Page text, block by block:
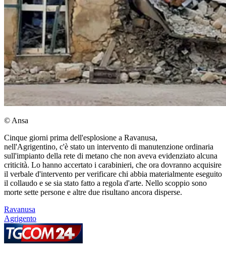
© Ansa
Cinque giorni prima dell'esplosione a Ravanusa,
nell'Agrigentino, c'è stato un intervento di manutenzione ordinaria
sull'impianto della rete di metano che non aveva evidenziato alcuna
criticità. Lo hanno accertato i carabinieri, che ora dovranno acquisire
il verbale d'intervento per verificare chi abbia materialmente eseguito
il collaudo e se sia stato fatto a regola d'arte. Nello scoppio sono
morte sette persone e altre due risultano ancora disperse.
Ravanusa
Agrigento